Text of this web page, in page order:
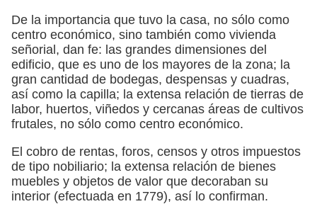
De la importancia que tuvo la casa, no sólo como
centro económico, sino también como vivienda
señorial, dan fe: las grandes dimensiones del
edificio, que es uno de los mayores de la zona; la
gran cantidad de bodegas, despensas y cuadras,
así como la capilla; la extensa relación de tierras de
labor, huertos, viñedos y cercanas áreas de cultivos
frutales, no sólo como centro económico.
El cobro de rentas, foros, censos y otros impuestos
de tipo nobiliario; la extensa relación de bienes
muebles y objetos de valor que decoraban su
interior (efectuada en 1779), así lo confirman.